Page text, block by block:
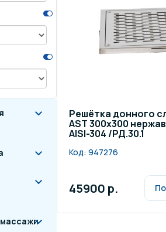
Решётка донного
AST 300х300
AISI-304 /РД.30.1
Код: 947276
45900 р.